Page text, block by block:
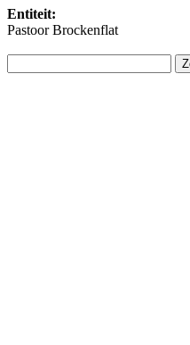
Entiteit:
Pastoor Brockenflat